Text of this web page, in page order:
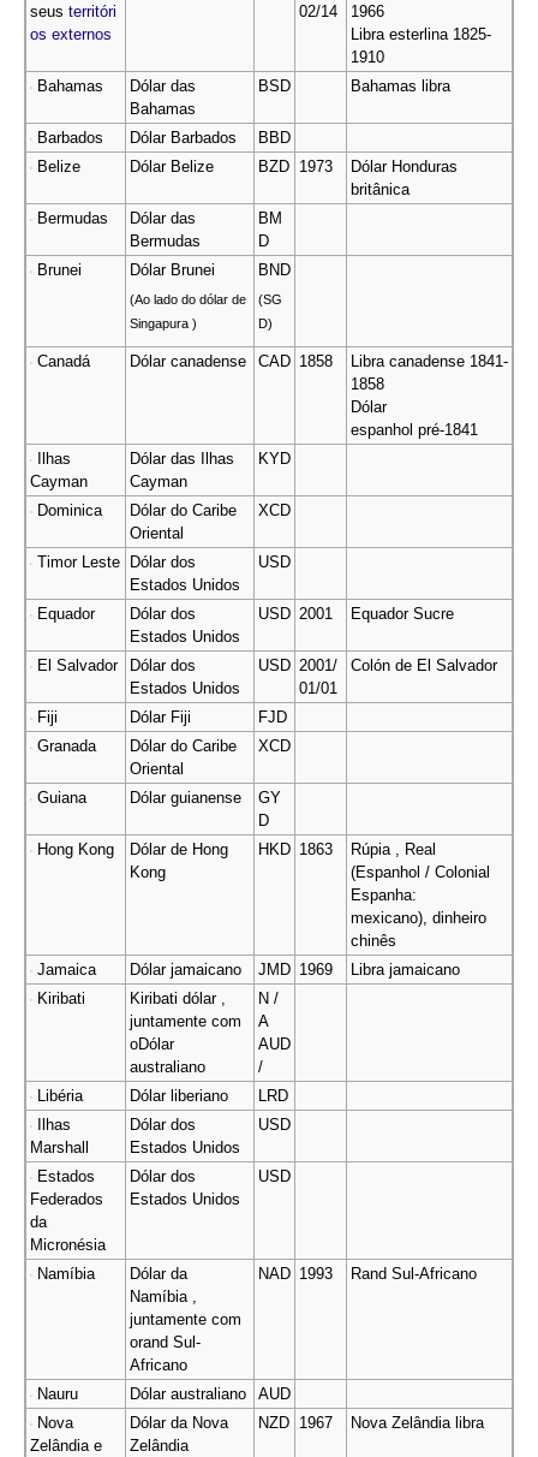
seus territóri
os externos
02/14
1966
Libra esterlina 1825-
1910
Bahamas
Dólar das
Bahamas
BSD Bahamas libra
Barbados Dólar Barbados
BBD
Belize
Dólar Belize BZD 1973
Dólar Honduras
britânica
Bermudas
Dólar das
Bermudas
BM
D
Brunei
Dólar Brunei
(Ao lado do dólar de
Singapura )
BND
(SG
D)
Canadá Dólar canadense CAD 1858
Libra canadense 1841-
1858
Dólar
espanhol pré-1841
Ilhas
Cayman
Dólar das Ilhas
Cayman
KYD
Dominica
Dólar do Caribe
Oriental
XCD
Timor Leste
Dólar dos
Estados Unidos
USD
Equador
Dólar dos
Estados Unidos
USD 2001 Equador Sucre
El Salvador
Dólar dos
Estados Unidos
USD 2001/
01/01
Colón de El Salvador
Fiji Dólar Fiji
FJD
Granada
Dólar do Caribe
Oriental
XCD
Guiana Dólar guianense
GY
D
Hong Kong
Dólar de Hong
Kong
HKD 1863
Rúpia , Real
(Espanhol / Colonial
Espanha:
mexicano), dinheiro
chinês
Jamaica
Dólar jamaicano JMD 1969
Libra jamaicano
Kiribati
Kiribati dólar ,
juntamente com
oDólar
australiano
N /
A
AUD
/
Libéria
Dólar liberiano
LRD
Ilhas
Marshall
Dólar dos
Estados Unidos
USD
Estados
Federados
da
Micronésia
Dólar dos
Estados Unidos
USD
Namíbia
Dólar da
Namíbia ,
juntamente com
orand Sul-
Africano
NAD 1993 Rand Sul-Africano
Nauru Dólar australiano
AUD
Nova
Zelândia e
Dólar da Nova
Zelândia
NZD 1967 Nova Zelândia libra